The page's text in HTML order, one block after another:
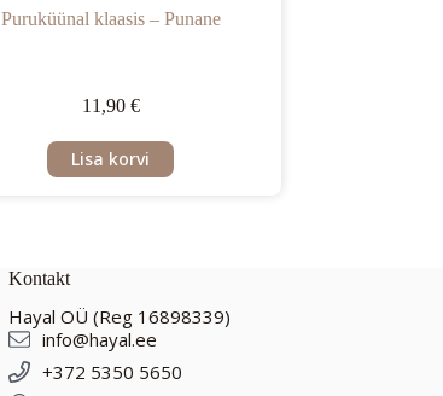
Puruküünal klaasis – Punane
11,90 €
Lisa korvi
Kontakt
Hayal OÜ (Reg 16898339)
info@hayal.ee
+372 5350 5650